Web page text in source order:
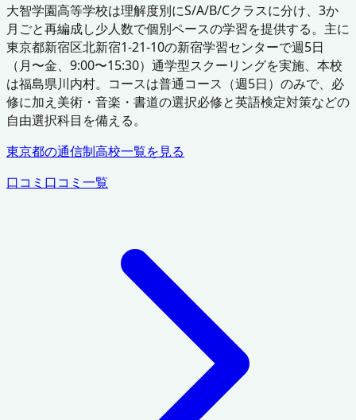
大智学園高等学校は理解度別にS/A/B/Cクラスに分け、3か
月ごと再編成し少人数で個別ペースの学習を提供する。主に
東京都新宿区北新宿1-21-10の新宿学習センターで週5日
（月〜金、9:00〜15:30）通学型スクーリングを実施、本校
は福島県川内村。コースは普通コース（週5日）のみで、必
修に加え美術・音楽・書道の選択必修と英語検定対策などの
自由選択科目を備える。
東京都の通信制高校一覧を見る
口コミ 口コミ一覧